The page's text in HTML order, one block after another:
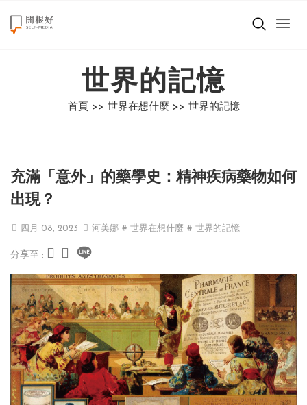
世界在想什麼
職場商業經濟
影片專區
關於我們
世界的記憶
首頁 >> 世界在想什麼 >> 世界的記憶
充滿「意外」的藥學史：精神疾病藥物如何
出現？
四月 08, 2023 河美娜 # 世界在想什麼 # 世界的記憶
分享至 :